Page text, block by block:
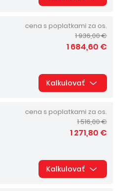
cena s poplatkami za os.
1 936,00 €
1 684,60 €
Kalkulovať
cena s poplatkami za os.
1 516,00 €
1 271,80 €
Kalkulovať